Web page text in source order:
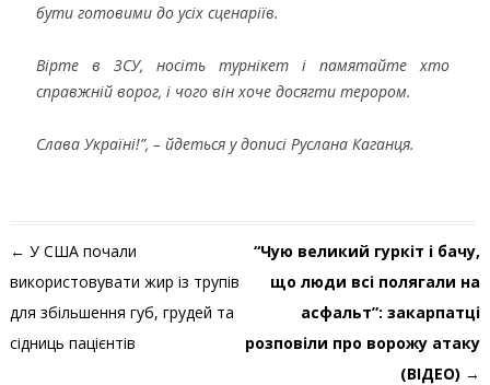
бути готовими до усіх сценаріїв.
Вірте в ЗСУ, носіть турнікет і памятайте хто
справжній ворог, і чого він хоче досягти терором.
Слава Україні!”, – йдеться у дописі Руслана Каганця.
Навігація по запису
← У США почали
використовувати жир із трупів
для збільшення губ, грудей та
сідниць пацієнтів
“Чую великий гуркіт і бачу,
що люди всі полягали на
асфальт”: закарпатці
розповіли про ворожу атаку
(ВІДЕО) →